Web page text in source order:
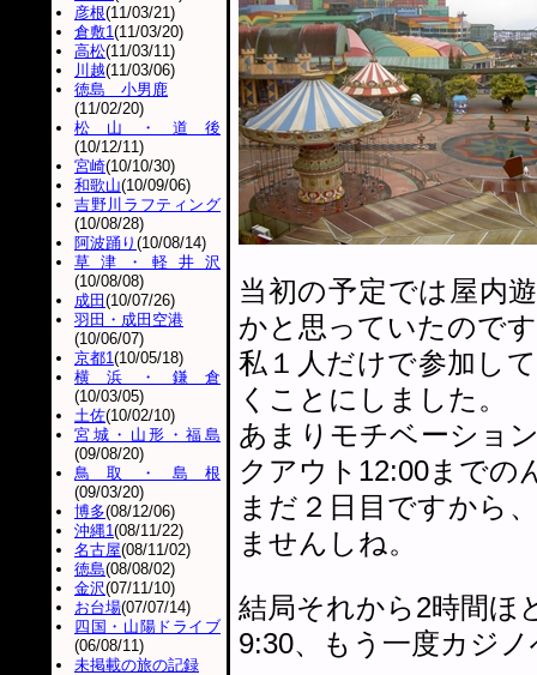
当初の予定では屋内
かと思っていたので
私１人だけで参加し
くことにしました。
あまりモチベーショ
クアウト12:00までの
まだ２日目ですから
ませんしね。
結局それから2時間ほ
9:30、もう一度カジ
彦根(11/03/21)
倉敷1(11/03/20)
高松(11/03/11)
川越(11/03/06)
徳島 小男鹿
(11/02/20)
松山・道後
(10/12/11)
宮崎(10/10/30)
和歌山(10/09/06)
吉野川ラフティング
(10/08/28)
阿波踊り (10/08/14)
草津・軽井沢
(10/08/08)
成田 (10/07/26)
羽田・成田空港
(10/06/07)
京都1(10/05/18)
横浜・鎌倉
(10/03/05)
土佐(10/02/10)
宮城・山形・福島
(09/08/20)
鳥取・島根
(09/03/20)
博多(08/12/06)
沖縄1(08/11/22)
名古屋(08/11/02)
徳島(08/08/02)
金沢(07/11/10)
お台場(07/07/14)
四国・山陽ドライブ
(06/08/11)
未掲載の旅の記録